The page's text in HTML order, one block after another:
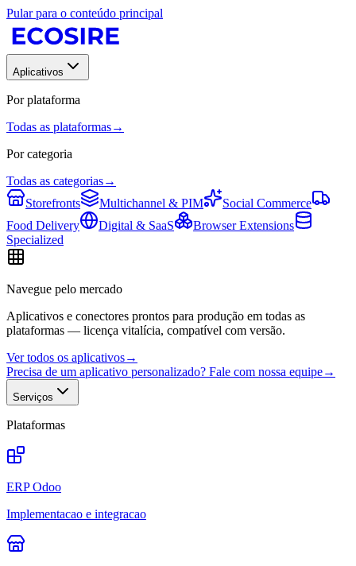
Pular para o conteúdo principal
Aplicativos
Por plataforma
Todas as plataformas→
Por categoria
Todas as categorias→
Storefronts
Multichannel & PIM
Social Commerce
Food Delivery
Digital & SaaS
Browser Extensions
Specialized
Navegue pelo mercado
Aplicativos e conectores prontos para produção em todas as
plataformas — licença vitalícia, compatível com versão.
Ver todos os aplicativos→
Precisa de um aplicativo personalizado? Fale com nossa equipe→
Serviços
Plataformas
ERP Odoo
Implementacao e integracao